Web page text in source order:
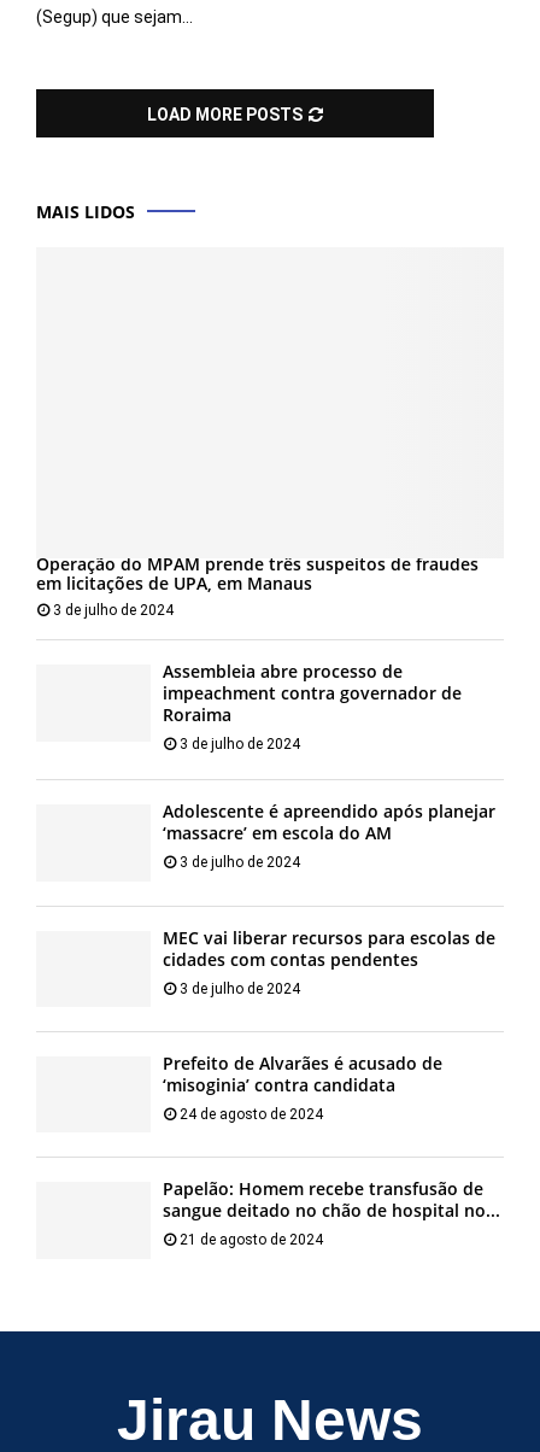
(Segup) que sejam...
LOAD MORE POSTS
MAIS LIDOS
Operação do MPAM prende três suspeitos de fraudes
em licitações de UPA, em Manaus
3 de julho de 2024
Assembleia abre processo de
impeachment contra governador de
Roraima
3 de julho de 2024
Adolescente é apreendido após planejar
‘massacre’ em escola do AM
3 de julho de 2024
MEC vai liberar recursos para escolas de
cidades com contas pendentes
3 de julho de 2024
Prefeito de Alvarães é acusado de
‘misoginia’ contra candidata
24 de agosto de 2024
Papelão: Homem recebe transfusão de
sangue deitado no chão de hospital no...
21 de agosto de 2024
Jirau News